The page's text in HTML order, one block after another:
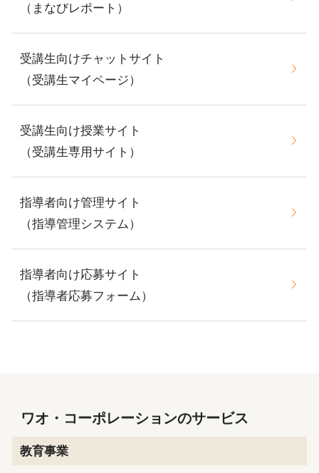
（まなびレポート）
受講生向けチャットサイト
（受講生マイページ）
受講生向け授業サイト
（受講生専用サイト）
指導者向け管理サイト
（指導管理システム）
指導者向け応募サイト
（指導者応募フォーム）
ワオ・コーポレーションのサービス
教育事業